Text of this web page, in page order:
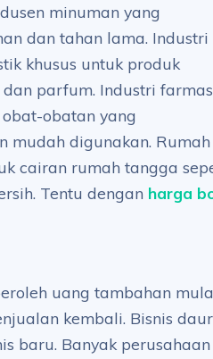
minuman yang
dan tahan lama. Industri
khusus untuk produk
parfum. Industri
obatan yang
mudah digunakan. Rumah
cairan rumah tangga
Tentu dengan harga
uang tambahan
kembali. Bisnis
baru. Banyak